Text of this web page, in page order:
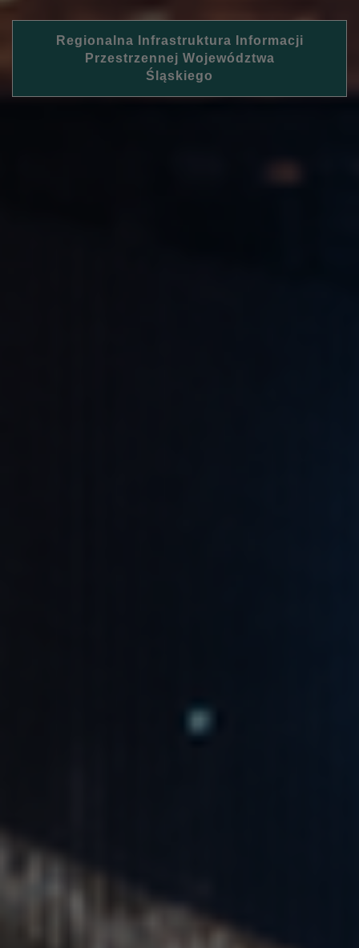
Regionalna Infrastruktura Informacji
Przestrzennej Województwa
Śląskiego